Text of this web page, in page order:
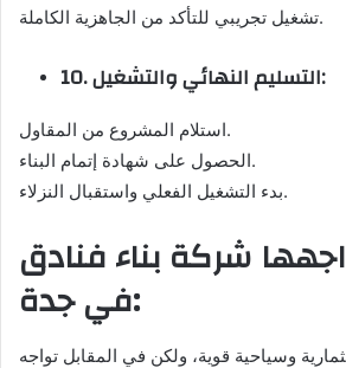
تشغيل تجريبي للتأكد من الجاهزية الكاملة.
10. التسليم النهائي والتشغيل:
استلام المشروع من المقاول.
الحصول على شهادة إتمام البناء.
بدء التشغيل الفعلي واستقبال النزلاء.
شركة بناء فنادق
في جدة:
وسياحية قوية، ولكن في المقابل تواجه